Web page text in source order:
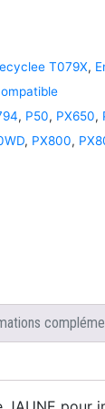
T079X,
, P50, PX650,
, PX800,